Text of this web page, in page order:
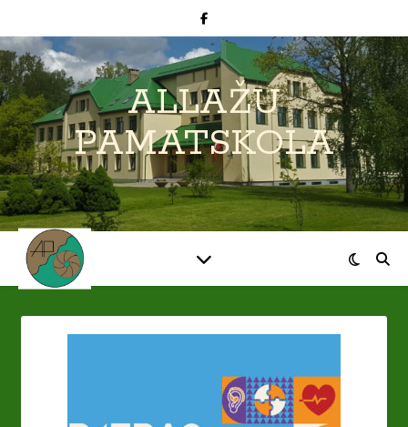
ALLAŽU
PAMATSKOLA